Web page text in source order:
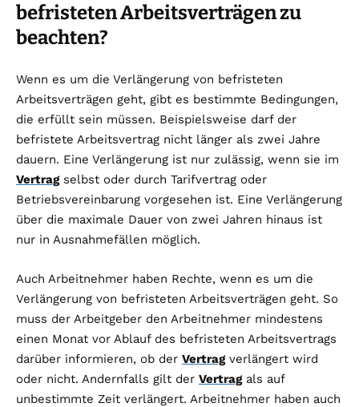
befristeten Arbeitsverträgen zu
beachten?
Wenn es um die Verlängerung von befristeten
Arbeitsverträgen geht, gibt es bestimmte Bedingungen,
die erfüllt sein müssen. Beispielsweise darf der
befristete Arbeitsvertrag nicht länger als zwei Jahre
dauern. Eine Verlängerung ist nur zulässig, wenn sie im
Vertragselbst oder durch Tarifvertrag oder
Betriebsvereinbarung vorgesehen ist. Eine Verlängerung
über die maximale Dauer von zwei Jahren hinaus ist
nur in Ausnahmefällen möglich.
Auch Arbeitnehmer haben Rechte, wenn es um die
Verlängerung von befristeten Arbeitsverträgen geht. So
muss der Arbeitgeber den Arbeitnehmer mindestens
einen Monat vor Ablauf des befristeten Arbeitsvertrags
darüber informieren, ob der Vertragverlängert wird
oder nicht. Andernfalls gilt der Vertragals auf
unbestimmte Zeit verlängert. Arbeitnehmer haben auch